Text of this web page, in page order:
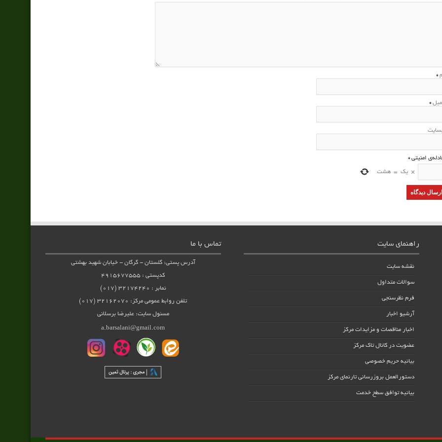
*
*
امنیتی*
× یک = هشت
راهنمای سایت
نقشه سایت
سوالات متداول
فرم نظرسنجی
آرشیو اخبار
اخبار مناقصات و مزایدات مرکز
عضویت در کانال تاک مرکز
بیانیه حریم خصوصی
دستورالعمل بروزرسانی تارنمای مرکز
بیانیه توافق سطح خدمت
تماس با ما
آدرس پستی: گلستان - گرگان - خیابان شهید بهشتی
کدپستی : ۴۹۱۵۶۷۷۵۵۵
نمابر : ۳۲۱۷۴۲۴۰ (۰۱۷)
تلفن روابط عمومی مرکز: ۳۲۱۶۲۰۷۰ (۰۱۷)
مسئول سایت: علیرضا برسلانی
a.barsalani@gmail.com